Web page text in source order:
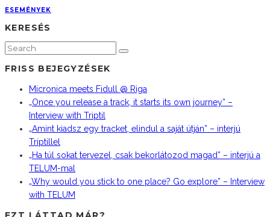
ESEMÉNYEK
KERESÉS
FRISS BEJEGYZÉSEK
Micronica meets Fidull @ Riga
„Once you release a track, it starts its own journey” –
Interview with Triptil
„Amint kiadsz egy tracket, elindul a saját útján” – interjú
Triptillel
„Ha túl sokat tervezel, csak bekorlátozod magad” – interjú a
TELUM-mal
„Why would you stick to one place? Go explore” – Interview
with TELUM